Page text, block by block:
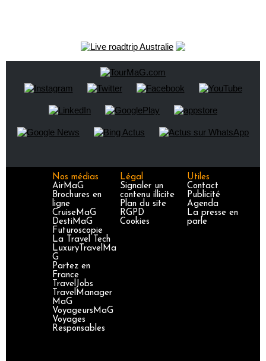
Nos médias
AirMaG
Brochures en
ligne
CruiseMaG
DestiMaG
Futuroscopie
La Travel Tech
LuxuryTravelMa
G
Partez en
France
TravelJobs
TravelManager
MaG
VoyageursMaG
Voyages
Responsables
Légal
Signaler un
contenu illicite
Plan du site
RGPD
Cookies
Utiles
Contact
Publicité
Agenda
La presse en
parle